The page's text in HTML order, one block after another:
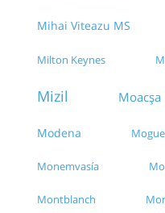
Mihai Viteazu MS
Milton Keynes
Mizil Moacșa
Modena
Monemvasía
Montblanch